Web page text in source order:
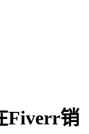
Fiverr销